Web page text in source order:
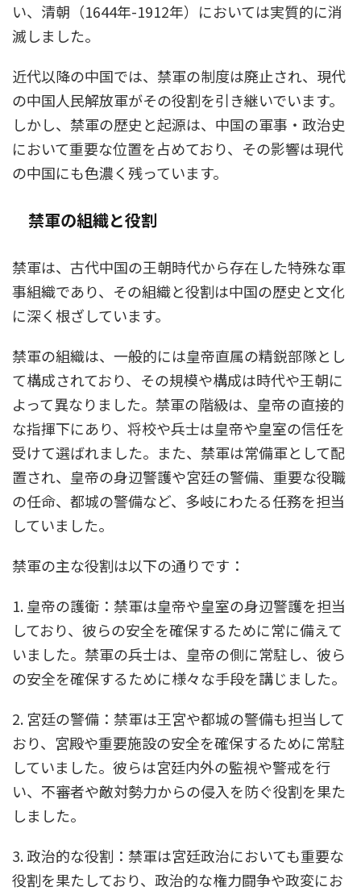
い、清朝（1644年-1912年）においては実質的に消
滅しました。
近代以降の中国では、禁軍の制度は廃止され、現代
の中国人民解放軍がその役割を引き継いでいます。
しかし、禁軍の歴史と起源は、中国の軍事・政治史
において重要な位置を占めており、その影響は現代
の中国にも色濃く残っています。
禁軍の組織と役割
禁軍は、古代中国の王朝時代から存在した特殊な軍
事組織であり、その組織と役割は中国の歴史と文化
に深く根ざしています。
禁軍の組織は、一般的には皇帝直属の精鋭部隊とし
て構成されており、その規模や構成は時代や王朝に
よって異なりました。禁軍の階級は、皇帝の直接的
な指揮下にあり、将校や兵士は皇帝や皇室の信任を
受けて選ばれました。また、禁軍は常備軍として配
置され、皇帝の身辺警護や宮廷の警備、重要な役職
の任命、都城の警備など、多岐にわたる任務を担当
していました。
禁軍の主な役割は以下の通りです：
1. 皇帝の護衛：禁軍は皇帝や皇室の身辺警護を担当
しており、彼らの安全を確保するために常に備えて
いました。禁軍の兵士は、皇帝の側に常駐し、彼ら
の安全を確保するために様々な手段を講じました。
2. 宮廷の警備：禁軍は王宮や都城の警備も担当して
おり、宮殿や重要施設の安全を確保するために常駐
していました。彼らは宮廷内外の監視や警戒を行
い、不審者や敵対勢力からの侵入を防ぐ役割を果た
しました。
3. 政治的な役割：禁軍は宮廷政治においても重要な
役割を果たしており、政治的な権力闘争や政変にお